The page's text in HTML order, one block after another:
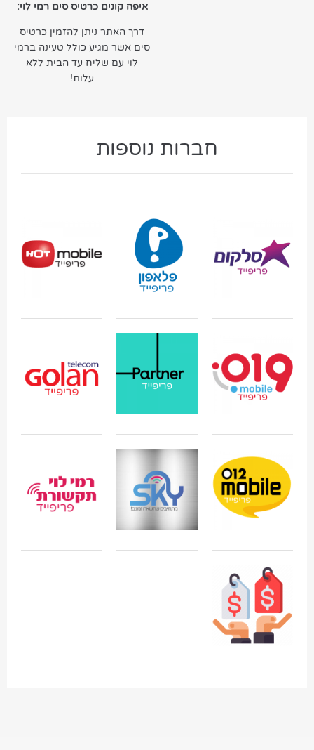
איפה קונים כרטיס סים רמי לוי:
דרך האתר ניתן להזמין כרטיס
סים אשר מגיע כולל טעינה ברמי
לוי עם שליח עד הבית ללא
עלות!
חברות נוספות